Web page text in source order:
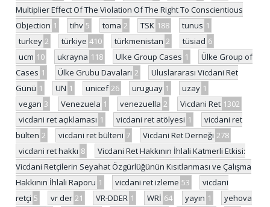
Multiplier Effect Of The Violation Of The Right To Conscientious
Objection 1 tihv 5 toma 2 TSK 188 tunus 1
turkey 2 türkiye 410 türkmenistan 2 tüsiad 6
ucm 10 ukrayna 118 Ulke Group Cases 1
Ülke Group of
Cases 1 Ülke Grubu Davaları 2
Uluslararası Vicdani Ret
Günü 1 UN 1 unicef 26 uruguay 1 uzay 1
vegan 3 Venezuela 1 venezuella 2 Vicdani Ret 1302
vicdani ret açıklaması 1 vicdani ret atölyesi 1
vicdani ret
bülten 2 vicdani ret bülteni 7 Vicdani Ret Derneği 278
vicdani ret hakkı 8
Vicdani Ret Hakkının İhlali Katmerli Etkisi:
Vicdani Retçilerin Seyahat Özgürlüğünün Kısıtlanması ve Çalışma
Hakkının İhlali Raporu 1 vicdani ret izleme 53
vicdani
retçi 5 vr der 21 VR-DDER 1 WRİ 64 yayın 1
yehova